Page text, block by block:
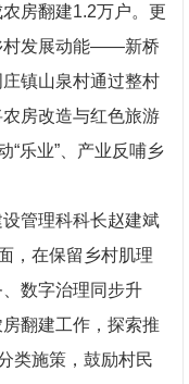
房翻建1.2万户。更
村发展动能——新桥
镇山泉村通过整村
房改造与红色旅游
乐业”、产业反哺乡
管理科科长赵建斌
，在保留乡村肌理
数字治理同步升
翻建工作，探索推
类施策，鼓励村民